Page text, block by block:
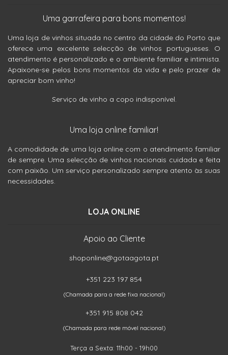
Uma garrafeira para bons momentos!
Uma loja de vinhos situada no centro da cidade do Porto que
oferece uma excelente selecção de vinhos portugueses. O
atendimento é personalizado e o ambiente familiar e intimista.
Apaixone-se pelos bons momentos da vida e pelo prazer de
apreciar bom vinho!
Serviço de vinho a copo indisponível.
Uma loja online familiar!
A comodidade de uma loja online com o atendimento familiar
de sempre. Uma selecção de vinhos nacionais cuidada e feita
com paixão. Um serviço personalizado sempre atento às suas
necessidades.
LOJA ONLINE
Apoio ao Cliente
shoponline@gotaagota.pt
+351 223 197 854
(Chamada para a rede fixa nacional)
+351 915 808 042
(Chamada para rede móvel nacional)
Terça a Sexta: 11h00 - 19h00